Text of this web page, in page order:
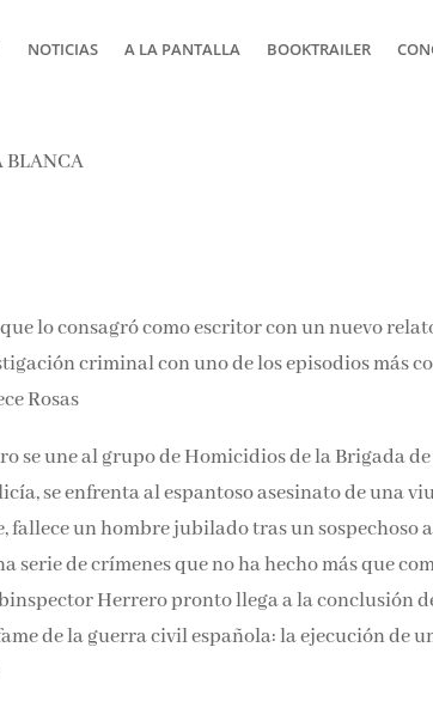
NOTICIAS A LA PANTALLA BOOKTRAILER
lo consagró como escritor con un nuevo
criminal con uno de los episodios más
Rosas
se une al grupo de Homicidios de la Brigada de
se enfrenta al espantoso asesinato de una
un hombre jubilado tras un sospechoso
serie de crímenes que no ha hecho más que
Herrero pronto llega a la conclusión
de la guerra civil española: la ejecución de